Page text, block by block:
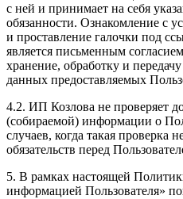
с ней и принимает на себя
обязанности. Ознакомление с
и проставление галочки под
является письменным
хранение, обработку и
данных предоставляемых
4.2. ИП Козлова не проверяет
(собираемой) информации о
случаев, когда такая проверка
обязательств перед
5. В рамках настоящей
информацией Пользователя»